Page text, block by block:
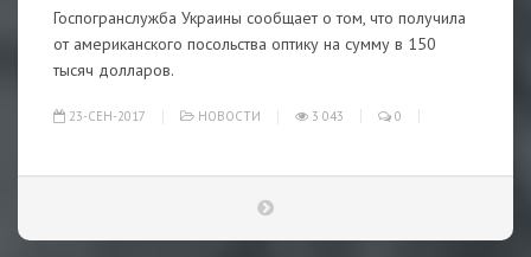
Госпогранслужба Украины сообщает о том, что получила
от американского посольства оптику на сумму в 150
тысяч долларов.
23-СЕН-2017 НОВОСТИ 3 043 0